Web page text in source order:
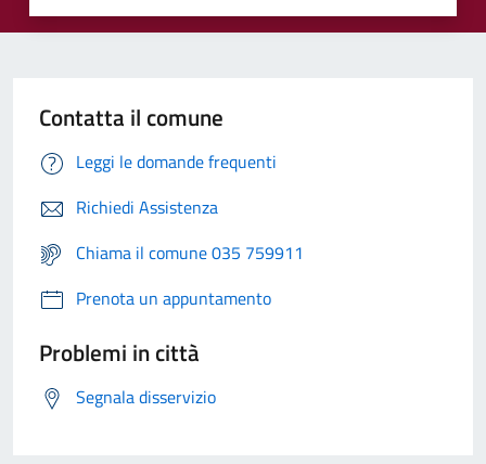
Contatta il comune
Leggi le domande frequenti
Richiedi Assistenza
Chiama il comune 035 759911
Prenota un appuntamento
Problemi in città
Segnala disservizio